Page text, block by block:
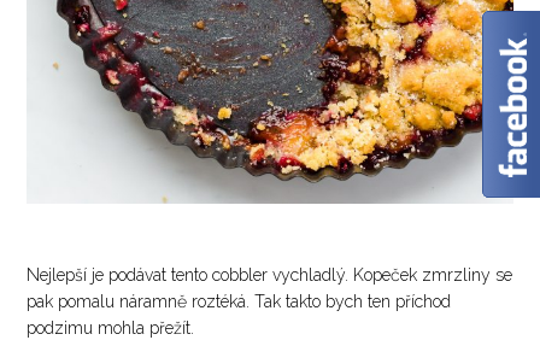
Nejlepší je podávat tento cobbler vychladlý. Kopeček zmrzliny se
pak pomalu náramně roztéká. Tak takto bych ten příchod
podzimu mohla přežít.